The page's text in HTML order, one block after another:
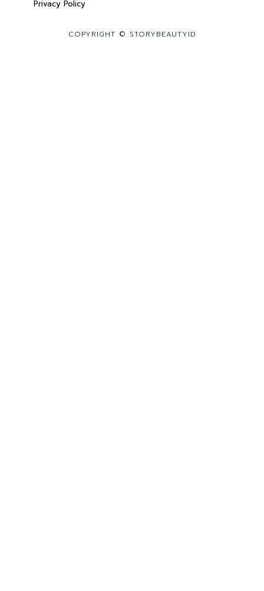
Privacy Policy
COPYRIGHT © STORYBEAUTYID